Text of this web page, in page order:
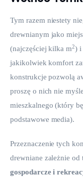
Tym razem niestety
drewnianym jako
(najczęściej kilka m2) i
jakikolwiek komfort
konstrukcje pozwolą
proszę o nich nie
mieszkalnego (który
podstawowe media).
Przeznaczenie tych
drewniane zależnie od
gospodarcze i